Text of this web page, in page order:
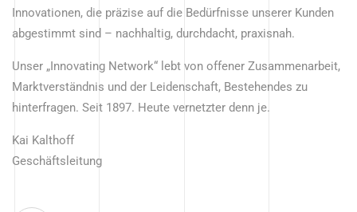
Innovationen, die präzise auf die Bedürfnisse unserer Kunden
abgestimmt sind – nachhaltig, durchdacht, praxisnah.
Unser „Innovating Network“ lebt von offener Zusammenarbeit,
Marktverständnis und der Leidenschaft, Bestehendes zu
hinterfragen. Seit 1897. Heute vernetzter denn je.
Kai Kalthoff
Geschäftsleitung